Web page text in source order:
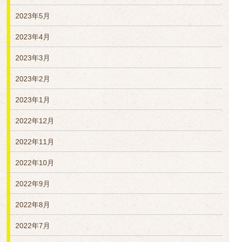
2023年5月
2023年4月
2023年3月
2023年2月
2023年1月
2022年12月
2022年11月
2022年10月
2022年9月
2022年8月
2022年7月